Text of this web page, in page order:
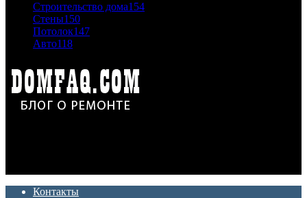
Строительство дома154
Стены150
Потолок147
Авто118
Контакты